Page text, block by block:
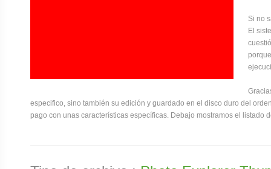
Si no
El
especifico, sino también su edición y guardado en el disco duro del
pago con unas características específicas. Debajo mostramos el